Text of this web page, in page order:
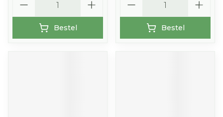
Bestel Bestel